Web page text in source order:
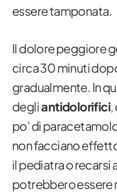
essere tamponata.
Il dolore peggiore
circa 30 minuti
gradualmente. In
degliantidolorifici
po’ di
non facciano
il pediatra o
potrebbero essere